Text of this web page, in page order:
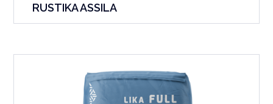
RUSTIKA ASSILA